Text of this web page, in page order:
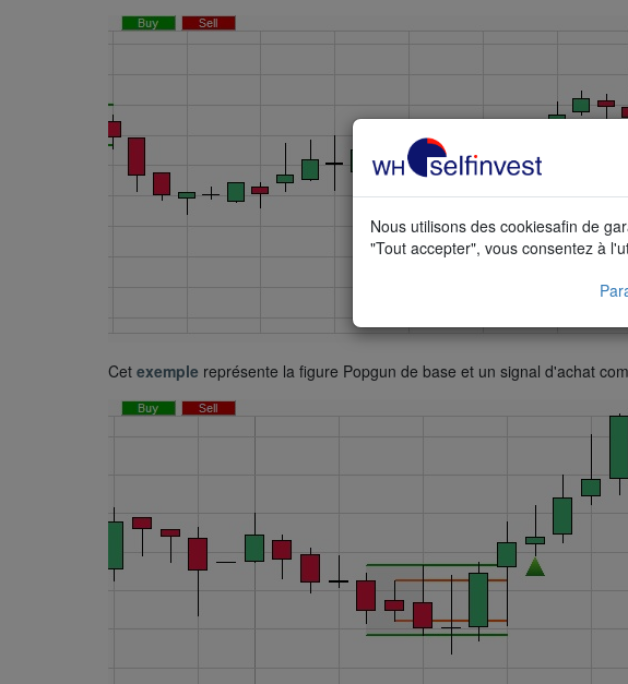
Cet exemple représente la figure Popgun de base et un signal d'achat
Nous utilisons des cookiesafin de
"Tout accepter", vous consentez à